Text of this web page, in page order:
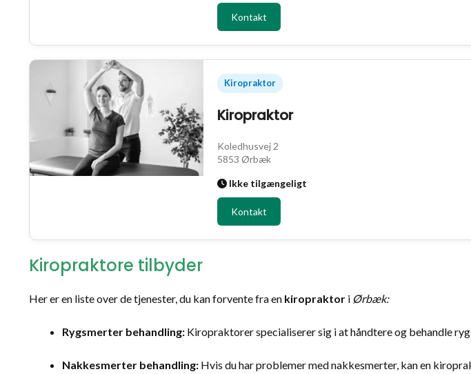
Kontakt
Kiropraktor
Kiropraktor
Koledhusvej 2
5853 Ørbæk
Ikke tilgængeligt
Kontakt
Kiropraktore tilbyder
Her er en liste over de tjenester, du kan forvente fra en kiropraktor i Ørbæk:
Rygsmerter behandling: Kiropraktorer specialiserer sig i at håndtere og behandle
Nakkesmerter behandling: Hvis du har problemer med nakkesmerter, kan en